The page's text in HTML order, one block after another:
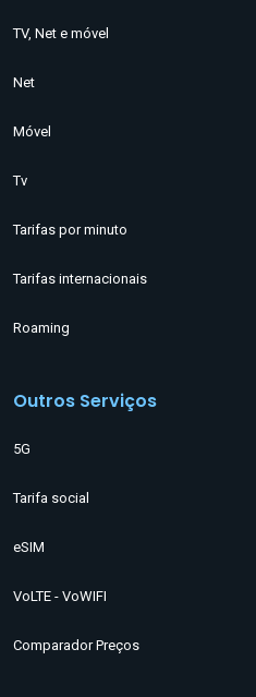
TV, Net e móvel
Net
Móvel
Tv
Tarifas por minuto
Tarifas internacionais
Roaming
Outros Serviços
5G
Tarifa social
eSIM
VoLTE - VoWIFI
Comparador Preços